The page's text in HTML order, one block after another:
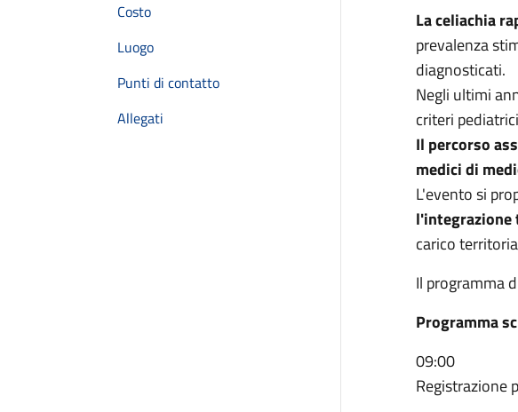
Costo
Luogo
Punti di contatto
Allegati
La celiachia
prevalenza
diagnosticati.
Negli ultimi
criteri
Il percorso
medici di
L'evento si
carico
Il programma
Programma
09:00
Registrazione